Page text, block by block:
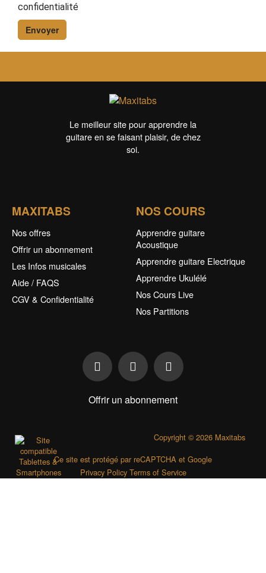
confidentialité
Le meilleur site pour apprendre la
guitare en se faisant plaisir, de chez
soi.
MAXITABS
Nos offres
Offrir un abonnement
Les Infos musicales
Aide / FAQS
CGV & Confidentialité
NOS COURS
Apprendre guitare
Acoustique
Apprendre guitare Electrique
Apprendre Ukulélé
Nos Cours Live
Nos Partitions
Offrir un abonnement
Copyright © 2026 Maxitabs
Ce site est protégé par reCAPTCHA et Google
Privacy Policy Terms of Service